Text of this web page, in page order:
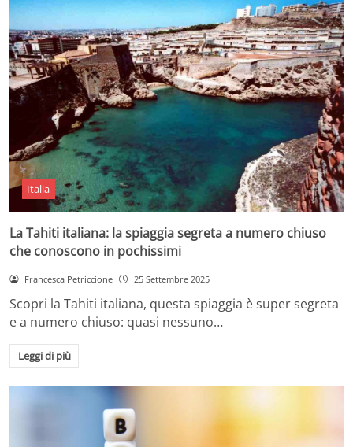
Italia
La Tahiti italiana: la spiaggia segreta a numero chiuso
che conoscono in pochissimi
Francesca Petriccione 25 Settembre 2025
Scopri la Tahiti italiana, questa spiaggia è super segreta
e a numero chiuso: quasi nessuno…
Leggi di più